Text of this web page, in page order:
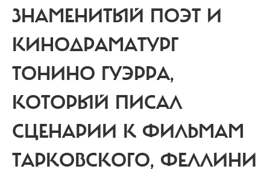
ЗНАМЕНИТЫЙ ПОЭТ И
КИНОДРАМАТУРГ
ТОНИНО ГУЭРРА,
КОТОРЫЙ ПИСАЛ
СЦЕНАРИИ К ФИЛЬМАМ
ТАРКОВСКОГО, ФЕЛЛИНИ